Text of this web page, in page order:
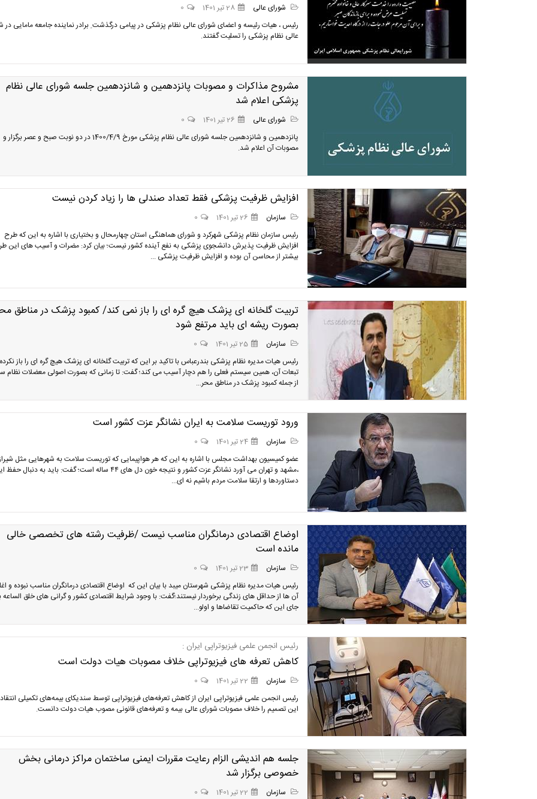
شورای عالی 28 تیر 1401
0
رئیس ، هیات رئیسه و اعضای شورای عالی نظام پزشکی در پیامی درگذشت ِ برادر نماینده جامعه مامایی در
عالی نظام پزشکی را تسلیت گفتند.
مشروح مذاکرات و مصوبات پانزدهمین و شانزدهمین جلسه شورای عالی نظام
پزشکی اعلام شد
شورای عالی 26 تیر 1401
0
پانزدهمین و شانزدهمین جلسه شورای عالی نظام پزشکی مورخ 1400/4/9 در دو نوبت صبح و عصر برگزار و
مصوبات آن اعلام شد.
افزایش ظرفیت پزشکی فقط تعداد صندلی ها را زیاد کردن نیست
سازمان 26 تیر 1401
0
رئیس سازمان نظام پزشکی شهرکرد و شورای هماهنگی استان چهارمحال و بختیاری با اشاره به این که طرح
افزایش ظرفیت پذیرش دانشجوی پزشکی به نفع آینده کشور نیست؛ بیان کرد: مضرات و آسیب های این
بیشتر از محاسن آن بوده و افزایش ظرفیت پزشکی ...
تربیت گلخانه ای پزشک هیچ گره ای را باز نمی کند/ کمبود پزشک در مناطق
بصورت ریشه ای باید مرتفع شود
سازمان 25 تیر 1401
0
رئیس هیات مدیره نظام پزشکی بندرعباس با تاکید بر این که تربیت گلخانه ای پزشک هیچ گره ای را باز
تبعات آن، همین سیستم فعلی را هم دچار آسیب می کند؛ گفت: تا زمانی که بصورت اصولی معضلات نظام
از جمله کمبود پزشک در مناطق محر...
ورود توریست سلامت به ایران نشانگر عزت کشور است
سازمان 24 تیر 1401
0
عضو کمیسیون بهداشت مجلس با اشاره به این که هر هواپیمایی که توریست سلامت به شهرهایی مثل
،مشهد و تهران می آورد نشانگر عزت کشور و نتیجه خون دل های ۴۴ ساله است؛ گفت: باید به دنبال
دستاوردها و ارتقا سلامت مردم باشیم نه ای...
اوضاع اقتصادی درمانگران مناسب نیست /ظرفیت رشته های تخصصی خالی
مانده است
سازمان 23 تیر 1401
0
رئیس هیات مدیره نظام پزشکی شهرستان میبد با بیان این که اوضاع اقتصادی درمانگران مناسب نبوده و
آن ها از حداقل های زندگی برخوردار نیستند؛گفت: با وجود شرایط اقتصادی کشور و گرانی های خلق الساعه
جای این که حاکمیت تقاضاها و اولو...
رئیس انجمن علمی فیزیوتراپی ایران :
کاهش تعرفه های فیزیوتراپی خلاف مصوبات هیات دولت است
سازمان 22 تیر 1401
0
رئیس انجمن علمی فیزیوتراپی ایران از کاهش تعرفه‌های فیزیوتراپی توسط سندیکای بیمه‌های تکمیلی
این تصمیم را­­ خلاف مصوبات شورای عالی بیمه و تعرفه‌های قانونی مصوب هیات دولت دانست.
جلسه هم اندیشی الزام رعایت مقررات ایمنی ساختمان مراکز درمانی بخش
خصوصی برگزار شد
سازمان 22 تیر 1401
0